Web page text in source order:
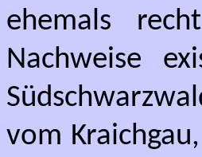
ehemals
Nachweise
vom